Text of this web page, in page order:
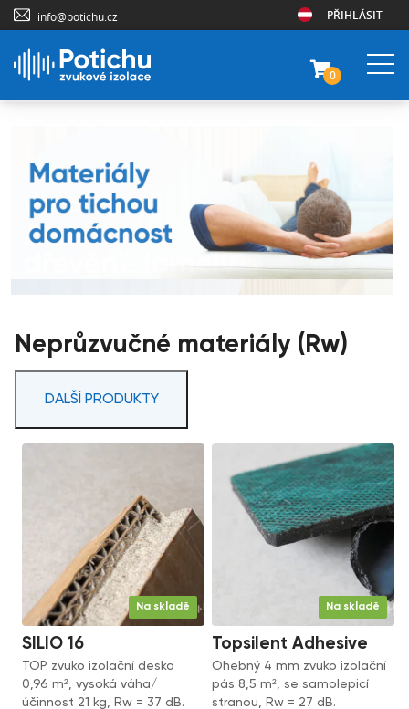
info@potichu.cz PŘIHLÁSIT
0
Neprůzvučné materiály (Rw)
DALŠÍ PRODUKTY
Na skladě
SILIO 16
TOP zvuko izolační deska
0,96 m², vysoká váha/
účinnost 21 kg, Rw = 37 dB.
Na skladě
Topsilent Adhesive
Ohebný 4 mm zvuko izolační
pás 8,5 m², se samolepicí
stranou, Rw = 27 dB.